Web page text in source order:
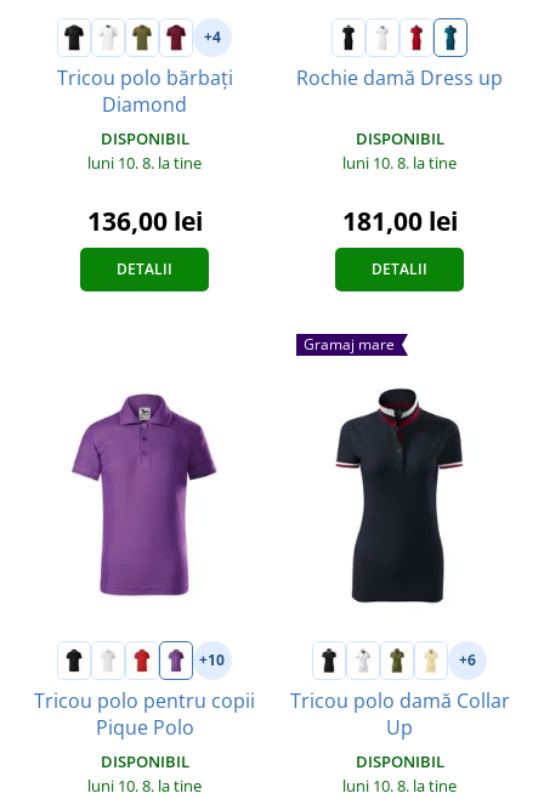
+4
Tricou polo bărbați
Diamond
DISPONIBIL
luni 10. 8. la tine
136,00 lei
DETALII
Rochie damă Dress up
DISPONIBIL
luni 10. 8. la tine
181,00 lei
DETALII
+10
Tricou polo pentru copii
Pique Polo
DISPONIBIL
luni 10. 8. la tine
Gramaj mare
+6
Tricou polo damă Collar
Up
DISPONIBIL
luni 10. 8. la tine